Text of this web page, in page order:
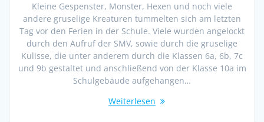
Kleine Gespenster, Monster, Hexen und noch viele
andere gruselige Kreaturen tummelten sich am letzten
Tag vor den Ferien in der Schule. Viele wurden angelockt
durch den Aufruf der SMV, sowie durch die gruselige
Kulisse, die unter anderem durch die Klassen 6a, 6b, 7c
und 9b gestaltet und anschließend von der Klasse 10a im
Schulgebäude aufgehangen…
Weiterlesen